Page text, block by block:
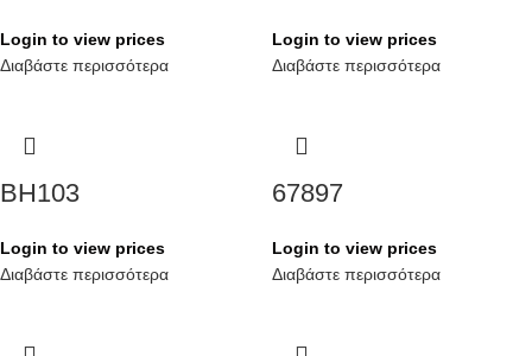
Login to view prices
Διαβάστε περισσότερα
Login to view prices
Διαβάστε περισσότερα
BH103
Login to view prices
Διαβάστε περισσότερα
67897
Login to view prices
Διαβάστε περισσότερα